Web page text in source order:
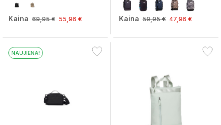
Kaina 69,95 € 55,96 € Kaina 59,95 € 47,96 €
NAUJIENA!